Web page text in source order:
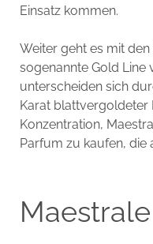
Einsatz kommen.
Weiter geht es mit
sogenannte Gold Line
unterscheiden sich
Karat blattvergoldeter
Konzentration,
Parfum zu kaufen, die
Maestrale